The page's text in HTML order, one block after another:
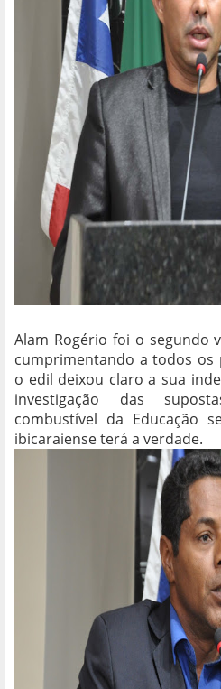
Alam Rogério foi o segundo
cumprimentando a todos os
o edil deixou claro a sua
investigação das
combustível da Educação
ibicaraiense terá a verdade.